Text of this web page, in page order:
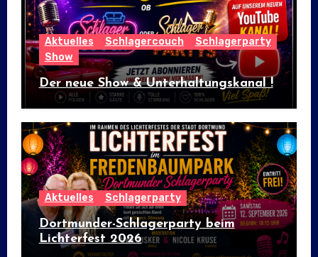
Aktuelles Schlagercouch
Schlagerparty
Show
Der neue Show & Unterhaltungskanal !
Aktuelles Schlagerparty
Dortmunder-Schlagerparty beim
Lichterfest 2026